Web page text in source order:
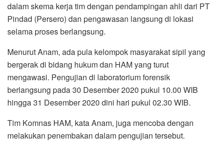
dalam skema kerja tim dengan pendampingan ahli dari PT
Pindad (Persero) dan pengawasan langsung di lokasi
selama proses berlangsung.
Menurut Anam, ada pula kelompok masyarakat sipil yang
bergerak di bidang hukum dan HAM yang turut
mengawasi. Pengujian di laboratorium forensik
berlangsung pada 30 Desember 2020 pukul 10.00 WIB
hingga 31 Desember 2020 dini hari pukul 02.30 WIB.
Tim Komnas HAM, kata Anam, juga mencoba dengan
melakukan penembakan dalam pengujian tersebut.